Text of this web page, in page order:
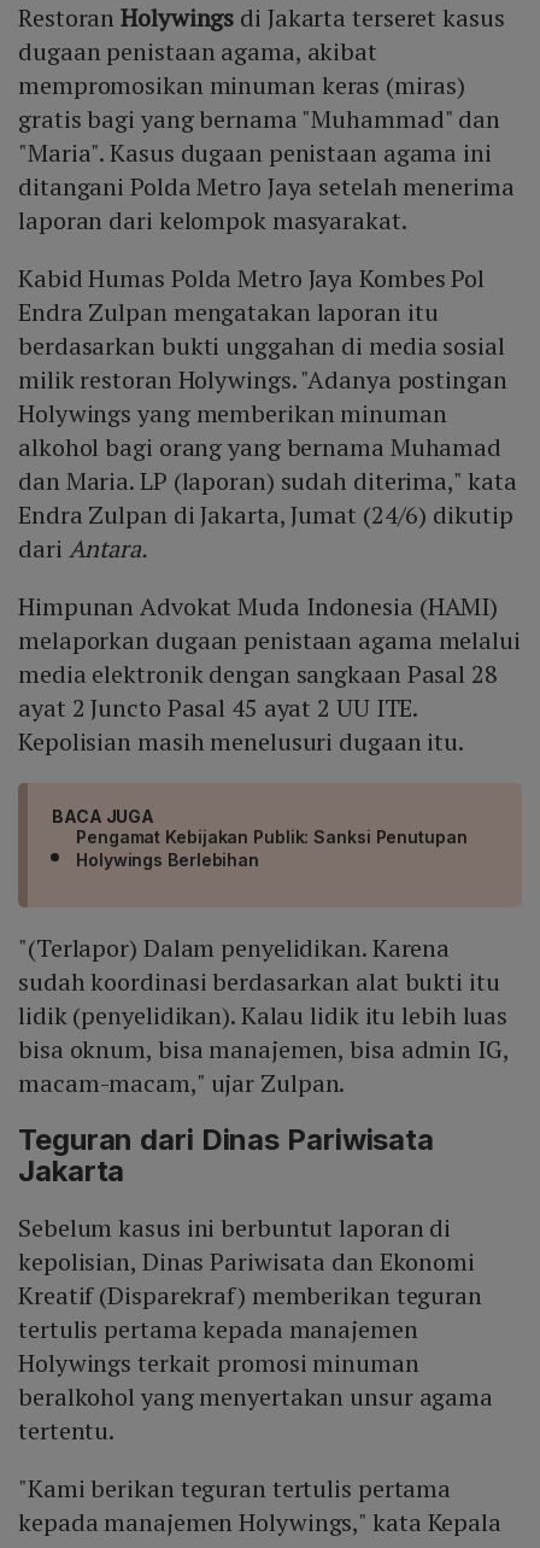
RestoranHolywings di Jakarta terseret kasus
dugaan penistaan agama, akibat
mempromosikan minuman keras (miras)
gratis bagi yang bernama "Muhammad" dan
"Maria". Kasus dugaan penistaan agama ini
ditangani Polda Metro Jaya setelah menerima
laporan dari kelompok masyarakat.
Kabid Humas Polda Metro Jaya Kombes Pol
Endra Zulpan mengatakan laporan itu
berdasarkan bukti unggahan di media sosial
milik restoran Holywings. "Adanya postingan
Holywings yang memberikan minuman
alkohol bagi orang yang bernama Muhamad
dan Maria. LP (laporan) sudah diterima," kata
Endra Zulpan di Jakarta, Jumat (24/6) dikutip
dari Antara.
Himpunan Advokat Muda Indonesia (HAMI)
melaporkan dugaan penistaan agama melalui
media elektronik dengan sangkaan Pasal 28
ayat 2 Juncto Pasal 45 ayat 2 UU ITE.
Kepolisian masih menelusuri dugaan itu.
BACA JUGA
Pengamat Kebijakan Publik: Sanksi Penutupan
Holywings Berlebihan
"(Terlapor) Dalam penyelidikan. Karena
sudah koordinasi berdasarkan alat bukti itu
lidik (penyelidikan). Kalau lidik itu lebih luas
bisa oknum, bisa manajemen, bisa admin IG,
macam-macam," ujar Zulpan.
Teguran dari Dinas Pariwisata
Jakarta
Sebelum kasus ini berbuntut laporan di
kepolisian, Dinas Pariwisata dan Ekonomi
Kreatif (Disparekraf) memberikan teguran
tertulis pertama kepada manajemen
Holywings terkait promosi minuman
beralkohol yang menyertakan unsur agama
tertentu.
"Kami berikan teguran tertulis pertama
kepada manajemen Holywings," kata Kepala